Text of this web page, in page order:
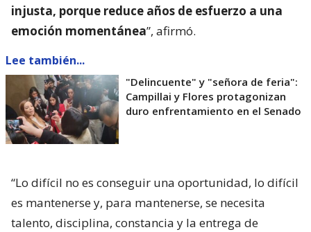
injusta, porque reduce años de esfuerzo a una
emoción momentánea”, afirmó.
Lee también...
"Delincuente" y "señora de feria":
Campillai y Flores protagonizan
duro enfrentamiento en el Senado
“Lo difícil no es conseguir una oportunidad, lo difícil
es mantenerse y, para mantenerse, se necesita
talento, disciplina, constancia y la entrega de